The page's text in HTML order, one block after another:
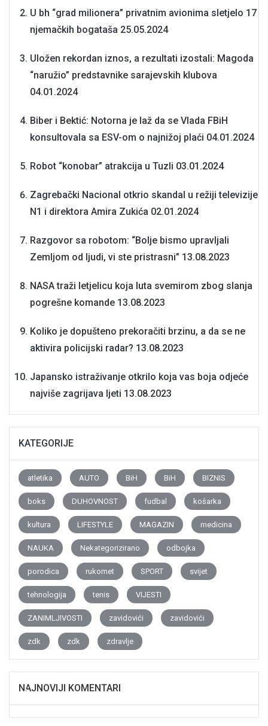
U bh “grad milionera” privatnim avionima sletjelo 17
njemačkih bogataša 25.05.2024
Uložen rekordan iznos, a rezultati izostali: Magoda
“naružio” predstavnike sarajevskih klubova
04.01.2024
Biber i Bektić: Notorna je laž da se Vlada FBiH
konsultovala sa ESV-om o najnižoj plaći 04.01.2024
Robot “konobar” atrakcija u Tuzli 03.01.2024
Zagrebački Nacional otkrio skandal u režiji televizije
N1 i direktora Amira Zukića 02.01.2024
Razgovor sa robotom: “Bolje bismo upravljali
Zemljom od ljudi, vi ste pristrasni” 13.08.2023
NASA traži letjelicu koja luta svemirom zbog slanja
pogrešne komande 13.08.2023
Koliko je dopušteno prekoračiti brzinu, a da se ne
aktivira policijski radar? 13.08.2023
Japansko istraživanje otkrilo koja vas boja odjeće
najviše zagrijava ljeti 13.08.2023
KATEGORIJE
atletika AUTO BiH BiH BIZNIS
boks DUHOVNOST fudbal košarka
kultura LIFESTYLE MAGAZIN medicina
NAUKA Nekategorizirano odbojka
porodica rukomet SPORT svijet
tehnologija tenis VIJESTI
ZANIMLJIVOSTI zavidovići zavidovići
zdk zdk zdravlje
NAJNOVIJI KOMENTARI